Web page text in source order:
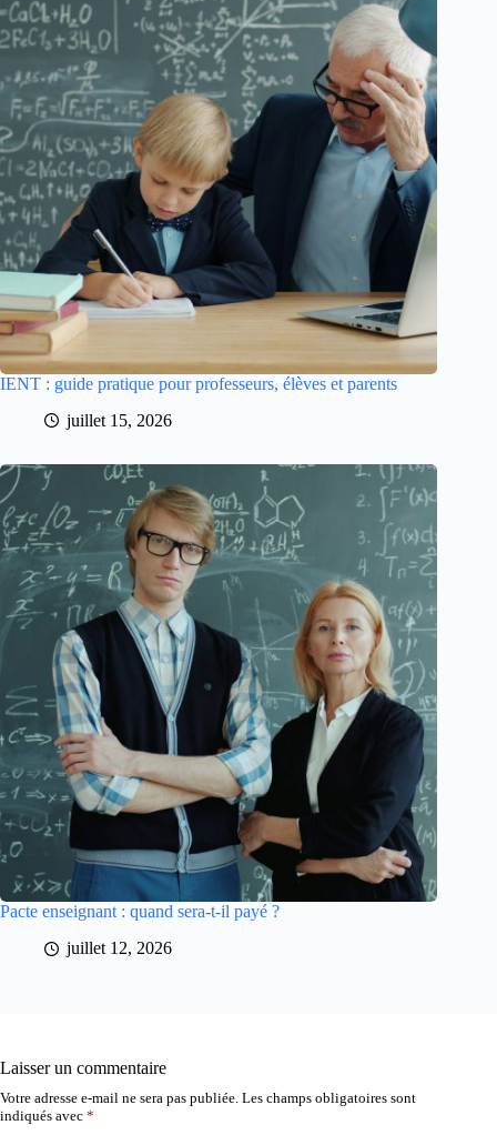
IENT : guide pratique pour professeurs, élèves et parents
juillet 15, 2026
Pacte enseignant : quand sera-t-il payé ?
juillet 12, 2026
Laisser un commentaire
Votre adresse e-mail ne sera pas publiée. Les champs obligatoires sont
indiqués avec *